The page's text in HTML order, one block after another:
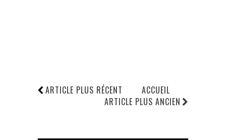
ARTICLE PLUS RÉCENT
ARTICLE PLUS ANCIEN
ACCUEIL